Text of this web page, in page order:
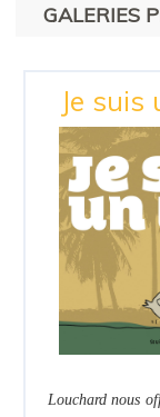
GALERIES
Je suis
Louchard nous